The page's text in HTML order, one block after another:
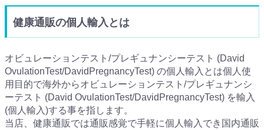
健康通販の個人輸入とは
オビュレーションテスト/プレギュナンシーテスト (David
OvulationTest/DavidPregnancyTest) の個人輸入とは個人使
用目的で海外からオビュレーションテスト/プレギュナンシ
ーテスト (David OvulationTest/DavidPregnancyTest) を輸入
(個人輸入)する事を指します。
当店、健康通販では通販感覚で手軽に個人輸入でき国内通販